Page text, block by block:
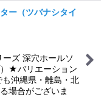
ー（ツバナシタイ
ズ 深穴ホールソ
★バリエーション
沖縄県・離島・北
場合がございま